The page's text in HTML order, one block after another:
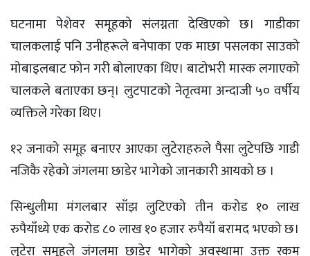
घटनामा पेशेवर समूहको संलग्नता देखिएको छ। गाडीका
चालकलाई पनि उनीहरूले बनेपाका एक माछा पसलका साउको
मोबाइलबाट फोन गरी बोलाएका थिए। बाटोभरी मास्क लगाएको
चालकले बताएका छन्। लुटपाटको नेतृत्वमा अन्दाजी ५० वर्षीय
व्यक्तिले गरेका थिए।
१२ जनाको समूह बनाएर आएका लुटेराहरुले पैसा लुटेपछि गाडी
नजिकै रहेको जंगलमा छाडेर भागेको जानकारी आयको छ ।
सिन्धुलीमा मंगलबार साँझ लुटिएको तीन करोड १० लाख
रुपैयाँध्ये एक करोड ८० लाख १० हजार रुपैयाँ बरामद भएको छ।
लुटेरा समूहले जंगलमा छाडेर भागेको अवस्थामा उक्त रकम